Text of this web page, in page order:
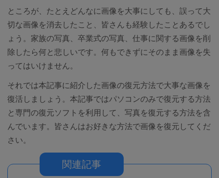
ところが、たとえどんなに画像を大事にしても、誤って大
切な画像を消去したこと、皆さんも経験したことあるでし
ょう。家族の写真、卒業式の写真、仕事に関する画像を削
除したら何と悲しいです。何もできずにそのまま画像を失
ってはいけません。
それでは本記事に紹介した画像の復元方法で大事な画像を
復活しましょう。本記事ではパソコンのみで復元する方法
と専門の復元ソフトを利用して、写真を復元する方法を含
んでいます。皆さんはお好きな方法で画像を復元してくだ
さい。
関連記事